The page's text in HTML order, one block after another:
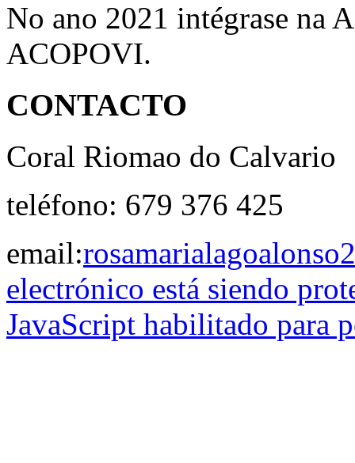
No ano 2021 intégrase na
ACOPOVI.
CONTACTO
Coral Riomao do Calvario
teléfono: 679 376 425
email:
electrónico está siendo
JavaScript habilitado para